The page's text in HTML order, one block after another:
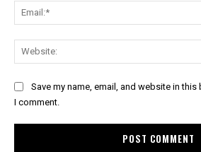
Save my name, email, and website in
I comment.